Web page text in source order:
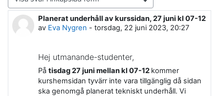
Planerat underhåll av kurssidan, 27 juni kl 07-12
av Eva Nygren - torsdag, 22 juni 2023, 20:27
Antal svar: 0
Hej utmanande-studenter,
På tisdag 27 juni mellan kl 07-12 kommer
kurshemsidan tyvärr inte vara tillgänglig då sidan
ska genomgå planerat tekniskt underhåll. Vi